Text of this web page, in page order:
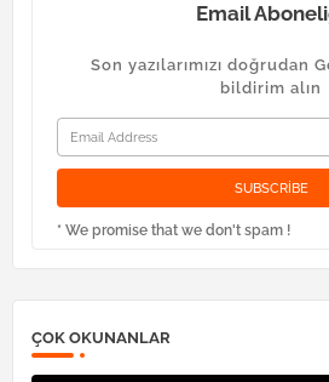
Email
Son yazılarımızı doğrudan
bildirim alın
* We promise that we don't spam !
ÇOK OKUNANLAR